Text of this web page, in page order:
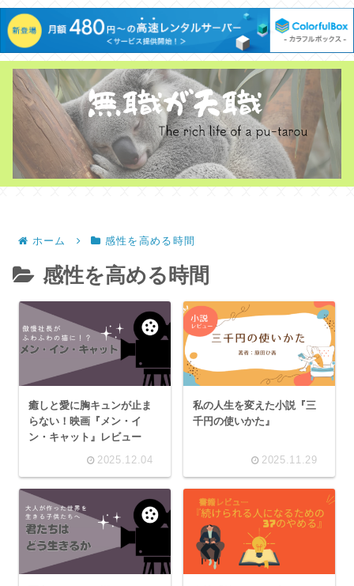
ホーム 感性を高める時間
感性を高める時間
癒しと愛に胸キュンが止ま
らない！映画『メン・イ
ン・キャット』レビュー
2025.12.04
私の人生を変えた小説『三
千円の使いかた』
2025.11.29